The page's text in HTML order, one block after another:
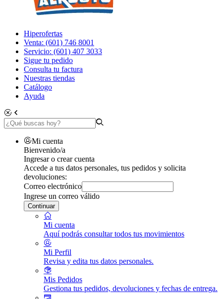
Hiperofertas
Venta: (601) 746 8001
Servicio: (601) 407 3033
Sigue tu pedido
Consulta tu factura
Nuestras tiendas
Catálogo
Ayuda
Mi cuenta
Bienvenido/a
Ingresar o crear cuenta
Accede a tus datos personales, tus pedidos y solicita
devoluciones:
Correo electrónico
Ingrese un correo válido
Continuar
Mi cuenta
Aquí podrás consultar todos tus movimientos
Mi Perfil
Revisa y edita tus datos personales.
Mis Pedidos
Gestiona tus pedidos, devoluciones y fechas de entrega.